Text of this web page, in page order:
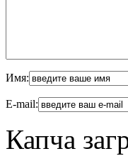
Имя:
E-mail:
Капча